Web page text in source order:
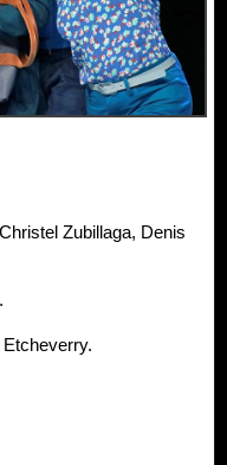
Zubillaga, Denis